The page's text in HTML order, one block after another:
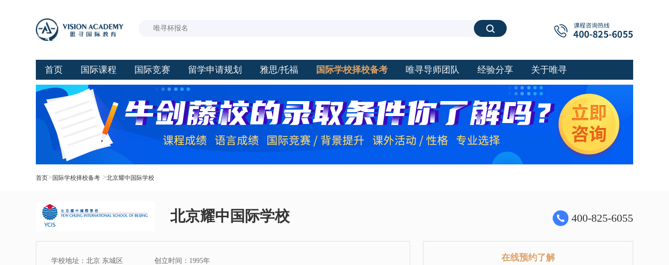
搜索
首页 国际课程 国际竞赛 留学申请规划 雅思/托福 国际学校择校备考 唯寻导师团队 经验分享 关于唯寻
首页> 国际学校择校备考 >北京耀中国际学校
北京耀中国际学校 400-825-6055
学校地址：北京 东城区 创立时间：1995年 在线预约了解